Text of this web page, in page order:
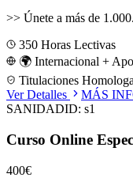
>> Únete a más de
350 Horas Lectivas
🌍 Internacional +
Titulaciones
Ver Detalles
MÁS
SANIDADID: s1
Curso Online
400€